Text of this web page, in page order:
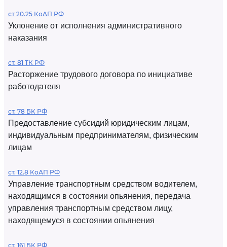
ст 20.25 КоАП РФ
Уклонение от исполнения административного
наказания
ст. 81 ТК РФ
Расторжение трудового договора по инициативе
работодателя
ст. 78 БК РФ
Предоставление субсидий юридическим лицам,
индивидуальным предпринимателям, физическим
лицам
ст. 12.8 КоАП РФ
Управление транспортным средством водителем,
находящимся в состоянии опьянения, передача
управления транспортным средством лицу,
находящемуся в состоянии опьянения
ст. 161 БК РФ